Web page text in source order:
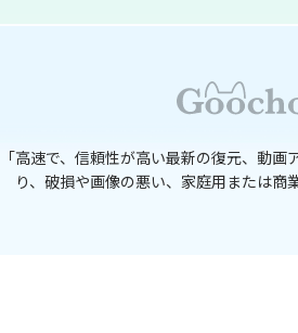
「4DDiG File Repairは破損した動画を修復
でも